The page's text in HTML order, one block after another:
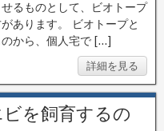
るものとして、ビオトープ
あります。 ビオトープと
から、個人宅で […]
詳細を見る
を飼育するの